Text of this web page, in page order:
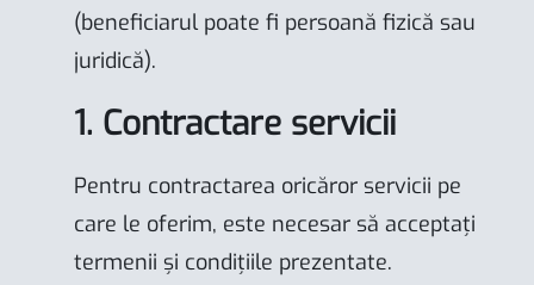
(beneficiarul poate fi persoană fizică sau
juridică).
1. Contractare servicii
Pentru contractarea oricăror servicii pe
care le oferim, este necesar să acceptați
termenii și condițiile prezentate.